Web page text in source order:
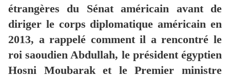
étrangères du Sénat américain avant de
diriger le corps diplomatique américain en
2013, a rappelé comment il a rencontré le
roi saoudien Abdullah, le président égyptien
Hosni Moubarak et le Premier ministre